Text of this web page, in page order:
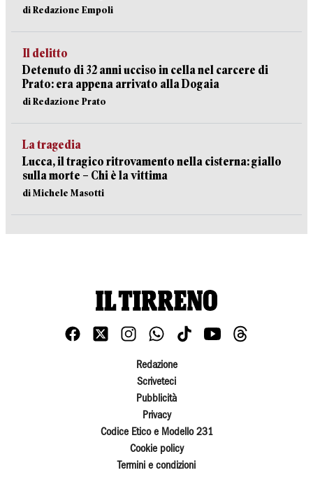
di Redazione Empoli
Il delitto
Detenuto di 32 anni ucciso in cella nel carcere di
Prato: era appena arrivato alla Dogaia
di Redazione Prato
La tragedia
Lucca, il tragico ritrovamento nella cisterna: giallo
sulla morte – Chi è la vittima
di Michele Masotti
Redazione
Scriveteci
Pubblicità
Privacy
Codice Etico e Modello 231
Cookie policy
Termini e condizioni